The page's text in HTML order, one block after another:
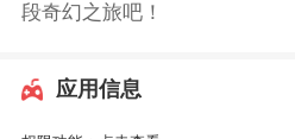
段奇幻之旅吧！
应用信息